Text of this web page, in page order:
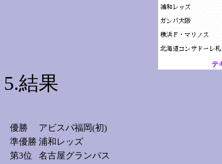
テ
5.結果
優勝
アビスパ福岡(初)
準優勝 浦和レッズ
第3位
名古屋グランパス